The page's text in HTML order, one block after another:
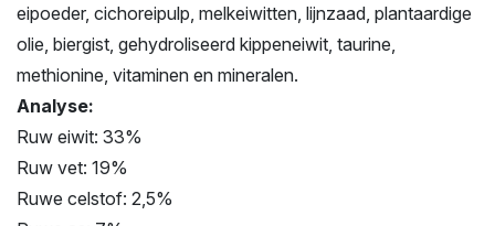
eipoeder, cichoreipulp, melkeiwitten, lijnzaad, plantaardige
olie, biergist, gehydroliseerd kippeneiwit, taurine,
methionine, vitaminen en mineralen.
Analyse:
Ruw eiwit: 33%
Ruw vet: 19%
Ruwe celstof: 2,5%